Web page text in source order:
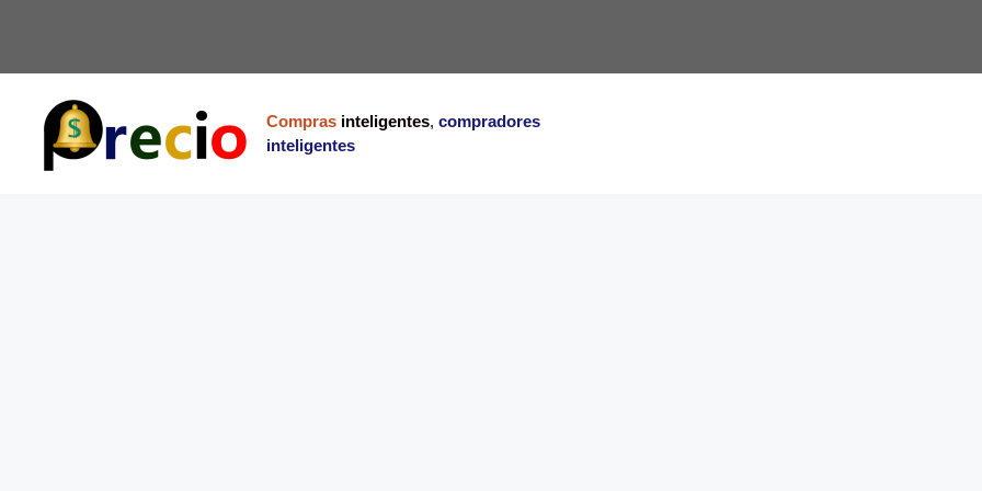
Compras inteligentes, compradores
inteligentes